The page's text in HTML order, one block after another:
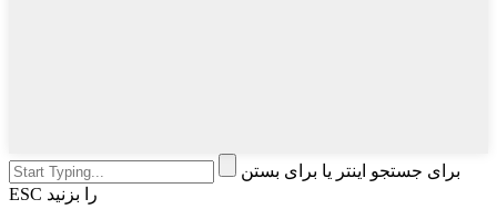
برای جستجو اینتر یا برای بستن
ESC را بزنید